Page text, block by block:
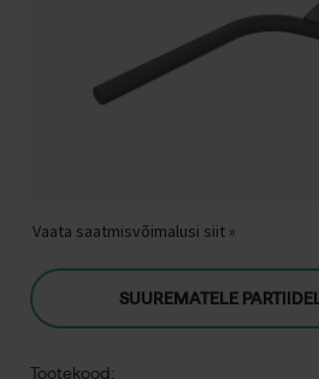
Vaata saatmisvõimalusi siit »
SUUREMATELE
Tootekood: